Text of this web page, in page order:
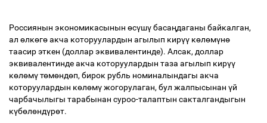
Россиянын экономикасынын өсүшүбасаңдаганы байкалган,
ал өлкөгөакча которуулардын агылып кирүү көлөмүнө
таасир эткен (доллар эквивалентинде). Алсак, доллар
эквивалентинде акча которуулардын таза агылып кирүү
көлөмүтөмөндөп, бирок рубль номиналындагы акча
которуулардын көлөмүжогорулаган, бул жалпысынан үй
чарбачылыгы тарабынан суроо-талаптын сакталгандыгын
күбөлөндүрөт.